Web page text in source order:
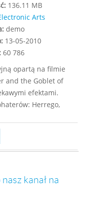
136.11 MB
Arts
demo
13-05-2010
60 786
opartą na filmie
and the Goblet of
efektami.
Herrego,
kanał na